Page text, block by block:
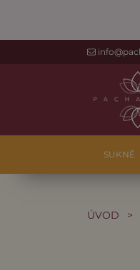
SUKNĚ
ÚVOD >